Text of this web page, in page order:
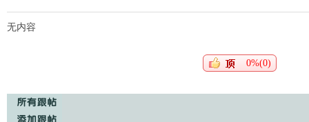
无内容
0%(0)